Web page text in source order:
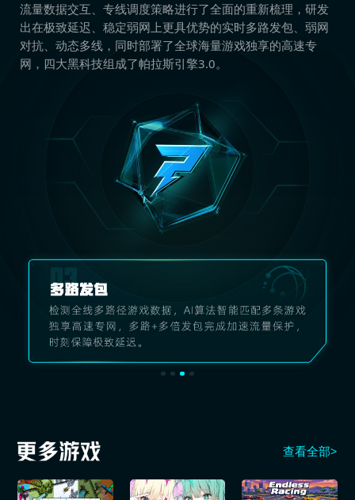
流量数据交互、专线调度策略进行了全面的重新梳理，研发
出在极致延迟、稳定弱网上更具优势的实时多路发包、弱网
对抗、动态多线，同时部署了全球海量游戏独享的高速专
网，四大黑科技组成了帕拉斯引擎3.0。
查看全部>